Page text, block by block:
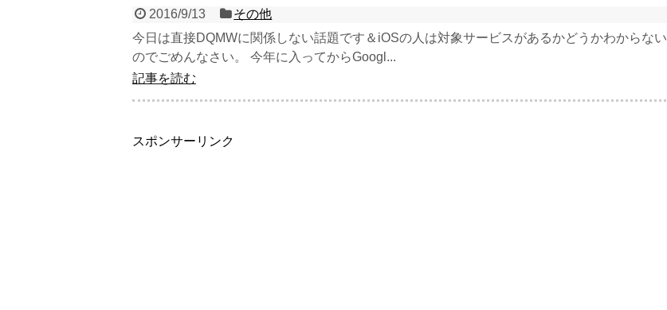
2016/9/13
その他
今日は直接DQMWに関係しない話題です＆iOSの人は対象サービスがあるかどうかわからない
のでごめんなさい。 今年に入ってからGoogl...
記事を読む
スポンサーリンク